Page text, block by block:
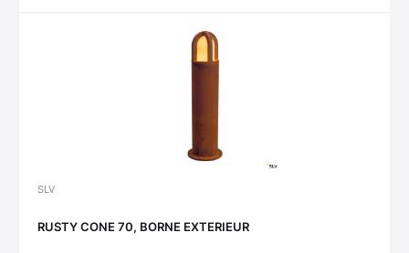
SLV
RUSTY CONE 70, BORNE EXTERIEUR